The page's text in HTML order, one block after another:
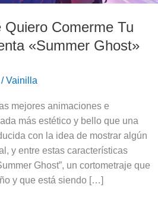
Quiero Comerme Tu
«Summer Ghost»
/Vainilla
mejores animaciones e
más estético y bello que una
con la idea de mostrar algún
y entre estas características
Ghost”, un cortometraje que
y que está siendo […]